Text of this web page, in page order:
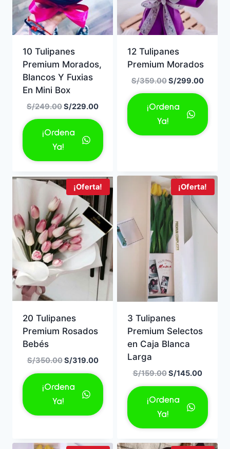
10 Tulipanes
Premium Morados,
Blancos Y Fuxias
En Mini Box
S/249.00El
precio
original
S/249.00.
S/229.00El
actual
S/229.00.
¡Ordena
Ya!
12 Tulipanes
Premium Morados
S/359.00El
precio
original
S/359.00.
S/299.00El
actual
S/
¡Ordena
Ya!
¡Oferta!
20 Tulipanes
Premium Rosados
Bebés
S/350.00El
precio
original
S/350.00.
S/319.00El
actual
S/319.00.
¡Ordena
Ya!
¡Oferta!
3 Tulipanes
Premium Selectos
en Caja Blanca
Larga
S/159.00El
precio
original
S/145.00El
actual
S/
¡Ordena
Ya!